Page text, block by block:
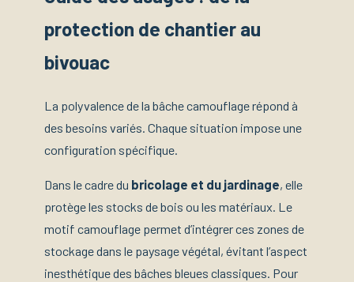
protection de chantier au
bivouac
La polyvalence de la bâche camouflage répond à
des besoins variés. Chaque situation impose une
configuration spécifique.
Dans le cadre du bricolage et du jardinage, elle
protège les stocks de bois ou les matériaux. Le
motif camouflage permet d’intégrer ces zones de
stockage dans le paysage végétal, évitant l’aspect
inesthétique des bâches bleues classiques. Pour